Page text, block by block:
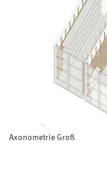
Axonometrie Groß